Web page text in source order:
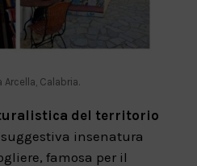
Arcella, Calabria.
del territorio
insenatura
famosa per il